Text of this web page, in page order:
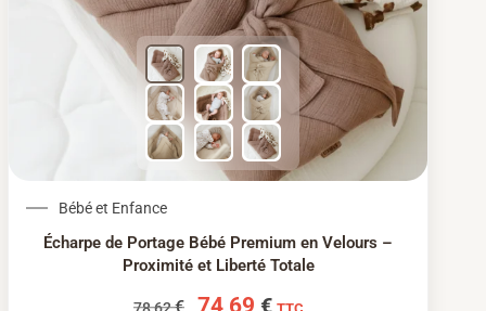
Bébé et Enfance
Écharpe de Portage Bébé Premium en Velours –
Proximité et Liberté Totale
78,62€ 74,69 €